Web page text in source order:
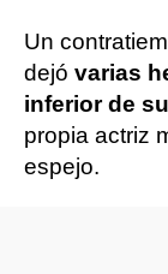
Un
dejó varias
inferior de
propia actriz
espejo.